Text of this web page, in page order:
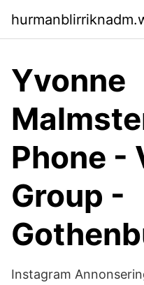
Yvonne
Phone -
Group -
Instagram